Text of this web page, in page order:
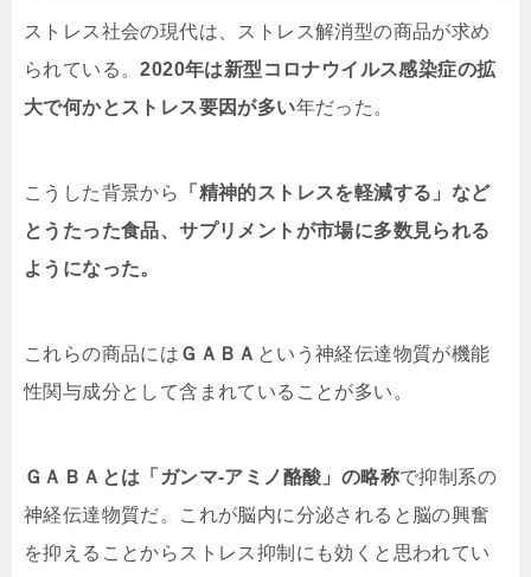
ストレス社会の現代は、ストレス解消型の商品が求め
られている。2020年は新型コロナウイルス感染症の拡
大で何かとストレス要因が多い年だった。
こうした背景から
「精神的ストレスを軽減する」など
とうたった食品、サプリメントが市場に多数見られる
ようになった。
これらの商品には ＧＡＢＡ という神経伝達物質が機能
性関与成分として含まれていることが多い。
ＧＡＢＡとは「ガンマ-アミノ酪酸」の略称で抑制系の
神経伝達物質だ。これが脳内に分泌されると脳の興奮
を抑えることからストレス抑制にも効くと思われてい